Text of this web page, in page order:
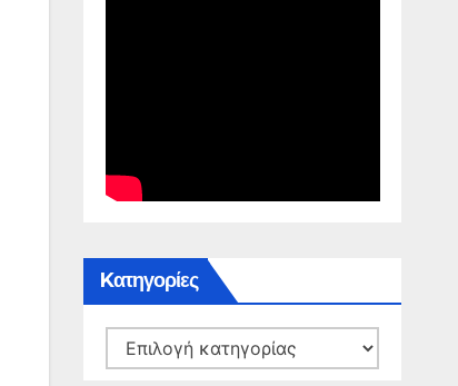
Kατηγορίες
Kατηγορίες